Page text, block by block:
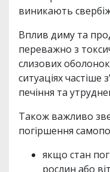
виникають
Вплив диму та
переважно з
слизових
ситуаціях частіше
печіння та
Також важливо
погіршення
якщо стан
рослин або